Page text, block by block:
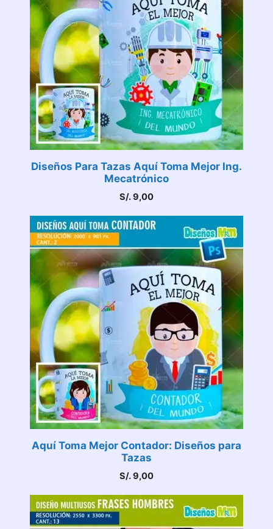
Diseños Para Tazas Aquí Toma Mejor Ing.
Mecatrónico
S/.9,00
Aquí Toma Mejor Contador: Diseños para
Tazas
S/.9,00